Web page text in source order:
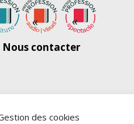
des cookies
Nous contacter